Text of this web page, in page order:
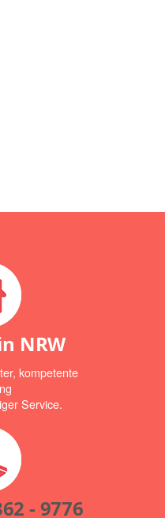
NRW
kompetente
Service.
- 9776